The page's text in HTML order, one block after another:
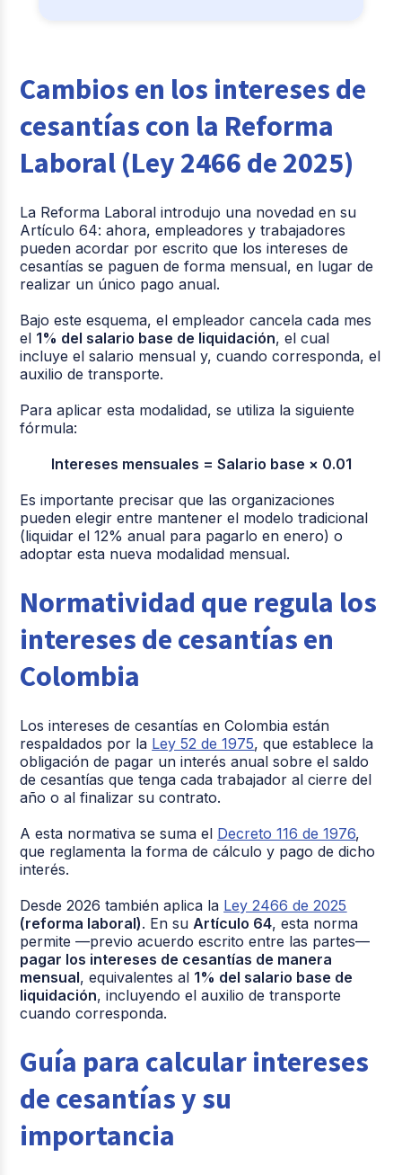
Cambios en los intereses de
cesantías con la Reforma
Laboral (Ley 2466 de 2025)
La Reforma Laboral introdujo una novedad en su
Artículo 64: ahora, empleadores y trabajadores
pueden acordar por escrito que los intereses de
cesantías se paguen de forma mensual, en lugar de
realizar un único pago anual.
Bajo este esquema, el empleador cancela cada mes
el 1% del salario base de liquidación, el cual
incluye el salario mensual y, cuando corresponda, el
auxilio de transporte.
Para aplicar esta modalidad, se utiliza la siguiente
fórmula:
Intereses mensuales = Salario base × 0.01
Es importante precisar que las organizaciones
pueden elegir entre mantener el modelo tradicional
(liquidar el 12% anual para pagarlo en enero) o
adoptar esta nueva modalidad mensual.
Normatividad que regula los
intereses de cesantías en
Colombia
Los intereses de cesantías en Colombia están
respaldados por la Ley 52 de 1975, que establece la
obligación de pagar un interés anual sobre el saldo
de cesantías que tenga cada trabajador al cierre del
año o al finalizar su contrato.
A esta normativa se suma el Decreto 116 de 1976,
que reglamenta la forma de cálculo y pago de dicho
interés.
Desde 2026 también aplica la Ley 2466 de 2025
(reforma laboral). En su Artículo 64, esta norma
permite —previo acuerdo escrito entre las partes—
pagar los intereses de cesantías de manera
mensual, equivalentes al 1% del salario base de
liquidación, incluyendo el auxilio de transporte
cuando corresponda.
Guía para calcular intereses
de cesantías y su
importancia